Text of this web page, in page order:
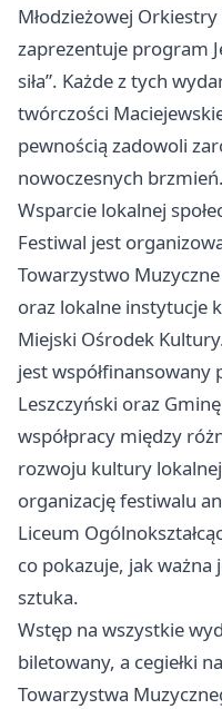
Młodzieżowej
zaprezentuje program
siła”. Każde z tych
twórczości
pewnością zadowoli
nowoczesnych brzmień.
Wsparcie lokalnej
Festiwal jest
Towarzystwo
oraz lokalne instytucje
Miejski Ośrodek
jest współfinansowany
Leszczyński oraz
współpracy między
rozwoju kultury
organizację festiwalu
Liceum
co pokazuje, jak ważna
sztuka.
Wstęp na wszystkie
biletowany, a cegiełki
Towarzystwa